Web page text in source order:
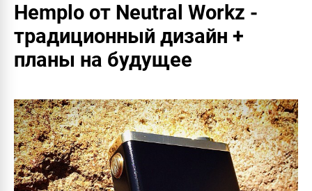
Hemplo от Neutral Workz -
традиционный дизайн +
планы на будущее